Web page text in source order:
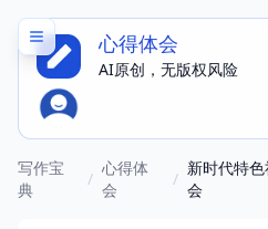
心得体会
AI原创，无版权风险
写作宝
典
/
心得体
会
/
新时代特
会